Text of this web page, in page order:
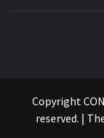
Copyright
reserved. |